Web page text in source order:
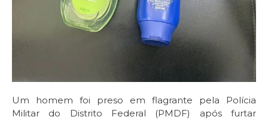
Um homem foi preso em flagrante pela Polícia
Militar do Distrito Federal (PMDF) após furtar